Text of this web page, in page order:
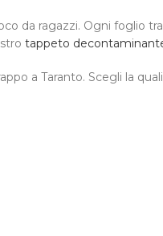
da ragazzi. Ogni foglio
tappeto
a Taranto. Scegli la